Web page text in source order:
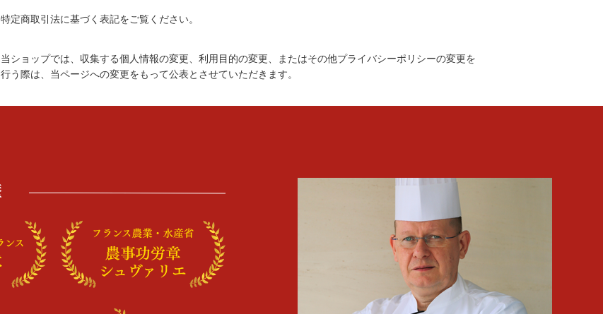
特定商取引法に基づく表記をご覧ください。
当ショップでは、収集する個人情報の変更、利用目的の変更、またはその他プライバシーポリシーの変更を
行う際は、当ページへの変更をもって公表とさせていただきます。